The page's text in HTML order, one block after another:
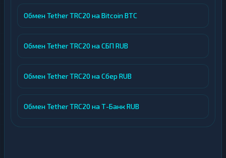
Обмен Tether TRC20 на Bitcoin BTC
Обмен Tether TRC20 на СБП RUB
Обмен Tether TRC20 на Сбер RUB
Обмен Tether TRC20 на Т-Банк RUB